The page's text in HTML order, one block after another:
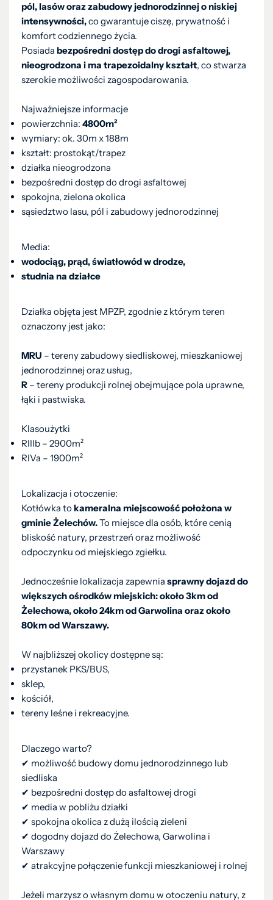
pól, lasów oraz zabudowy jednorodzinnej o niskiej
intensywności,co gwarantuje ciszę, prywatność i
komfort codziennego życia.
Posiada bezpośredni dostęp do drogi asfaltowej,
nieogrodzona i ma trapezoidalny kształt, co stwarza
szerokie możliwości zagospodarowania.
Najważniejsze informacje
powierzchnia: 4800m²
wymiary: ok. 30m x 188m
kształt: prostokąt/trapez
działka nieogrodzona
bezpośredni dostęp do drogi asfaltowej
spokojna, zielona okolica
sąsiedztwo lasu, pól i zabudowy jednorodzinnej
Media:
wodociąg, prąd, światłowód w drodze,
studnia na działce
Działka objęta jest MPZP, zgodnie z którym teren
oznaczony jest jako:
MRU – tereny zabudowy siedliskowej, mieszkaniowej
jednorodzinnej oraz usług,
R – tereny produkcji rolnej obejmujące pola uprawne,
łąki i pastwiska.
Klasoużytki
RIIIb – 2900m²
RIVa – 1900m²
Lokalizacja i otoczenie:
Kotłówka tokameralna miejscowość położona w
gminie Żelechów.To miejsce dla osób, które cenią
bliskość natury, przestrzeń oraz możliwość
odpoczynku od miejskiego zgiełku.
Jednocześnie lokalizacja zapewnia sprawny dojazd do
większych ośrodków miejskich: około 3km od
Żelechowa, około 24km od Garwolina oraz około
80km od Warszawy.
W najbliższej okolicy dostępne są:
przystanek PKS/BUS,
sklep,
kościół,
tereny leśne i rekreacyjne.
Dlaczego warto?
✔ możliwość budowy domu jednorodzinnego lub
siedliska
✔ bezpośredni dostęp do asfaltowej drogi
✔ media w pobliżu działki
✔ spokojna okolica z dużą ilością zieleni
✔ dogodny dojazd do Żelechowa, Garwolina i
Warszawy
✔ atrakcyjne połączenie funkcji mieszkaniowej i rolnej
Jeżeli marzysz o własnym domu w otoczeniu natury, z